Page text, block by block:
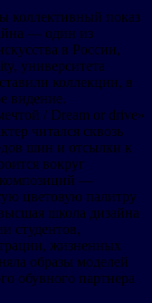
коллективный показ
— один из
в России,
университета
коллекции, в
видение.
/ Dream or drive»
читался сквозь
шин и отсылки к
вокруг
композиций —
цветовую палитру
школа дизайна
студентов,
жизненных
образы моделей
обувного партнера